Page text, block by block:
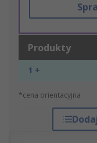
Produkty
1 +
*cena orientacyjna